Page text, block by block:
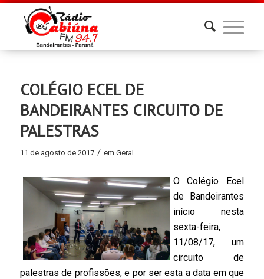
COLÉGIO ECEL DE
BANDEIRANTES CIRCUITO DE
PALESTRAS
11 de agosto de 2017 / em Geral
O Colégio Ecel
de Bandeirantes
início nesta
sexta-feira,
11/08/17, um
circuito de
palestras de profissões, e por ser esta a data em que